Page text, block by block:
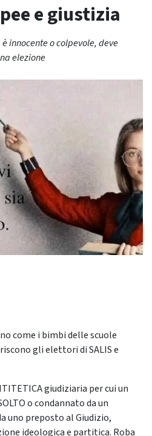
e giustizia
innocente o colpevole, deve
elezione
come i bimbi delle scuole
gli elettori di SALIS e
giudiziaria per cui un
o condannato da un
uno preposto al Giudizio,
ideologica e partitica. Roba